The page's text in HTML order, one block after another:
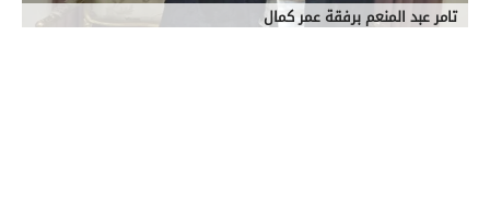
تامر عبد المنعم برفقة عمر كمال